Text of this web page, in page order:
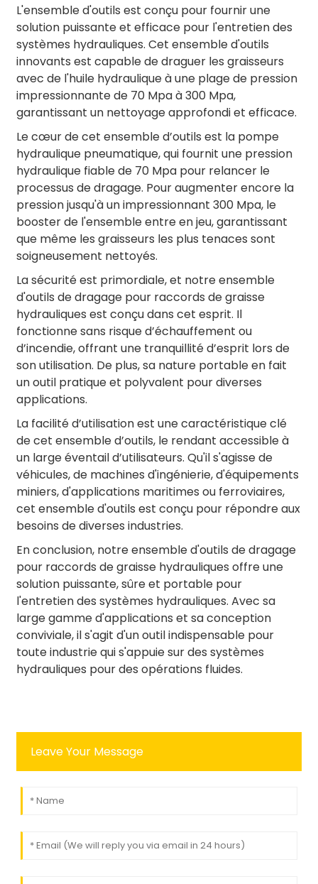
L'ensemble d'outils est conçu pour fournir une
solution puissante et efficace pour l'entretien des
systèmes hydrauliques. Cet ensemble d'outils
innovants est capable de draguer les graisseurs
avec de l'huile hydraulique à une plage de pression
impressionnante de 70 Mpa à 300 Mpa,
garantissant un nettoyage approfondi et efficace.
Le cœur de cet ensemble d’outils est la pompe
hydraulique pneumatique, qui fournit une pression
hydraulique fiable de 70 Mpa pour relancer le
processus de dragage. Pour augmenter encore la
pression jusqu'à un impressionnant 300 Mpa, le
booster de l'ensemble entre en jeu, garantissant
que même les graisseurs les plus tenaces sont
soigneusement nettoyés.
La sécurité est primordiale, et notre ensemble
d'outils de dragage pour raccords de graisse
hydrauliques est conçu dans cet esprit. Il
fonctionne sans risque d’échauffement ou
d’incendie, offrant une tranquillité d’esprit lors de
son utilisation. De plus, sa nature portable en fait
un outil pratique et polyvalent pour diverses
applications.
La facilité d’utilisation est une caractéristique clé
de cet ensemble d’outils, le rendant accessible à
un large éventail d’utilisateurs. Qu'il s'agisse de
véhicules, de machines d'ingénierie, d'équipements
miniers, d'applications maritimes ou ferroviaires,
cet ensemble d'outils est conçu pour répondre aux
besoins de diverses industries.
En conclusion, notre ensemble d'outils de dragage
pour raccords de graisse hydrauliques offre une
solution puissante, sûre et portable pour
l'entretien des systèmes hydrauliques. Avec sa
large gamme d'applications et sa conception
conviviale, il s'agit d'un outil indispensable pour
toute industrie qui s'appuie sur des systèmes
hydrauliques pour des opérations fluides.
Leave Your Message